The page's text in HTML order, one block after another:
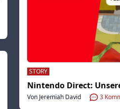
STORY
Nintendo Direct:
Von Jeremiah David 3